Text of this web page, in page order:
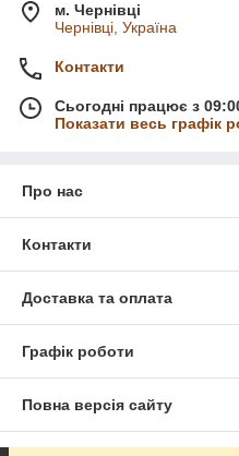
м. Чернівці
Чернівці, Україна
Контакти
Сьогодні працює з
Показати весь графік
Про нас
Контакти
Доставка та оплата
Графік роботи
Повна версія сайту